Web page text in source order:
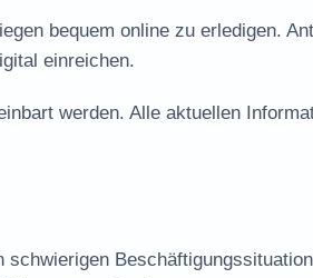
bequem online zu erledigen.
einreichen.
werden. Alle aktuellen